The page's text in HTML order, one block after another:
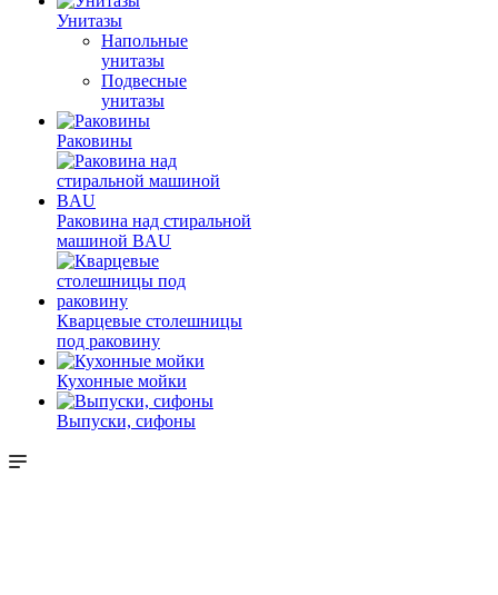
Унитазы
Напольные
унитазы
Подвесные
унитазы
Раковины
Раковина над стиральной
машиной BAU
Кварцевые столешницы
под раковину
Кухонные мойки
Выпуски, сифоны